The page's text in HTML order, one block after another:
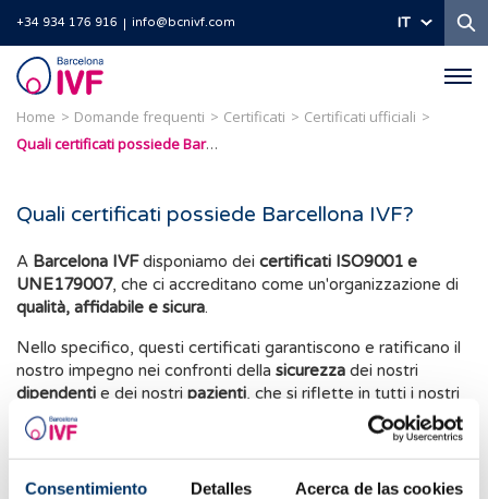
Consentimiento Detalles Acerca de las cookies
+34 934 176 916 info@bcnivf.com IT
Barcelona
IVF
Home Domande frequenti Certificati
Certificati ufficiali
Quali certificati possiede Barcellona IVF?
Quali certificati possiede Barcellona IVF?
A Barcelona IVFdisponiamo dei certificati ISO9001 e
UNE179007, che ci accreditano come un'organizzazione di
qualità, affidabile e sicura.
Nello specifico, questi certificati garantiscono e ratificano il
nostro impegno nei confronti della sicurezza dei nostri
dipendenti e dei nostri pazienti, che si riflette in tutti i nostri
protocolli e misure di intervento controllate dal presente
regolamento.